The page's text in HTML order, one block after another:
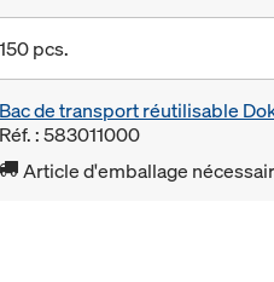
150 pcs.
Bac de transport réutilisable
Réf. : 583011000
Article d'emballage